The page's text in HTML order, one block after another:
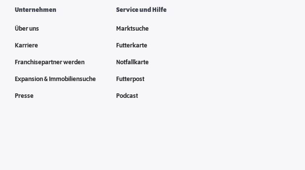
Unternehmen
Über uns
Karriere
Franchisepartner werden
Expansion & Immobiliensuche
Presse
Service und Hilfe
Marktsuche
Futterkarte
Notfallkarte
Futterpost
Podcast